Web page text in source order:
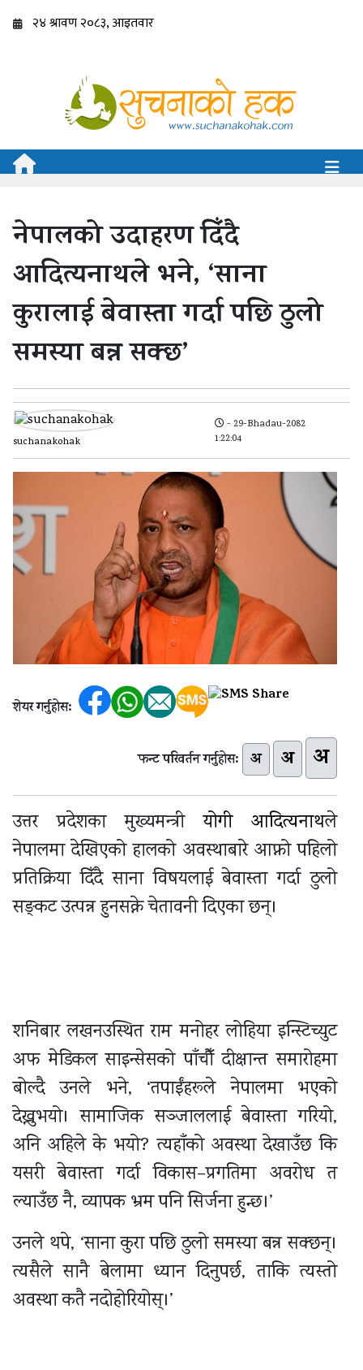
नेपालको उदाहरण दिँदै
आदित्यनाथले भने, ‘साना
कुरालाई बेवास्ता गर्दा पछि ठुलो
समस्या बन्न सक्छ’
suchanakohak
- 29-Bhadau-2082
1:22:04
शेयर गर्नुहोस:
फन्ट परिवर्तन गर्नुहोस: अ अ अ
उत्तर प्रदेशका मुख्यमन्त्रीयोगी आदित्यनाथले
नेपालमा देखिएको हालको अवस्थाबारे आफ्नो पहिलो
प्रतिक्रिया दिँदै साना विषयलाई बेवास्ता गर्दा ठुलो
सङ्कट उत्पन्न हुनसक्ने चेतावनी दिएका छन्।
शनिबार लखनउस्थित राम मनोहर लोहिया इन्स्टिच्युट
अफ मेडिकल साइन्सेसको पाँचौँ दीक्षान्त समारोहमा
बोल्दै उनले भने, ‘तपाईंहरूले नेपालमा भएको
देख्नुभयो। सामाजिक सञ्जाललाई बेवास्ता गरियो,
अनि अहिले के भयो? त्यहाँको अवस्था देखाउँछ कि
यसरी बेवास्ता गर्दा विकास–प्रगतिमा अवरोध त
ल्याउँछ नै, व्यापक भ्रम पनि सिर्जना हुन्छ।’
उनले थपे, ‘साना कुरा पछि ठुलो समस्या बन्न सक्छन्।
त्यसैले सानै बेलामा ध्यान दिनुपर्छ, ताकि त्यस्तो
अवस्था कतै नदोहोरियोस्।’